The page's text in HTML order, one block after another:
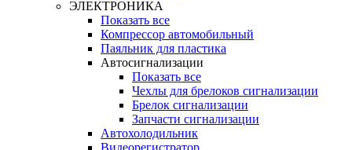
ЭЛЕКТРОНИКА
Показать все
Компрессор автомобильный
Паяльник для пластика
Автосигнализации
Показать все
Чехлы для брелоков сигнализации
Брелок сигнализации
Запчасти сигнализации
Автохолодильник